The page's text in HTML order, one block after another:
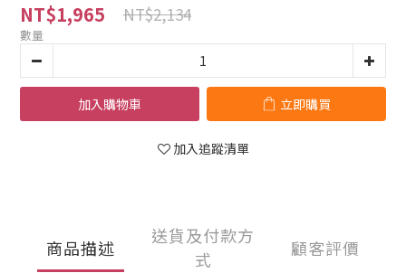
NT$1,965 NT$2,134
數量
加入購物車 立即購買
加入追蹤清單
商品描述
送貨及付款方
式
顧客評價